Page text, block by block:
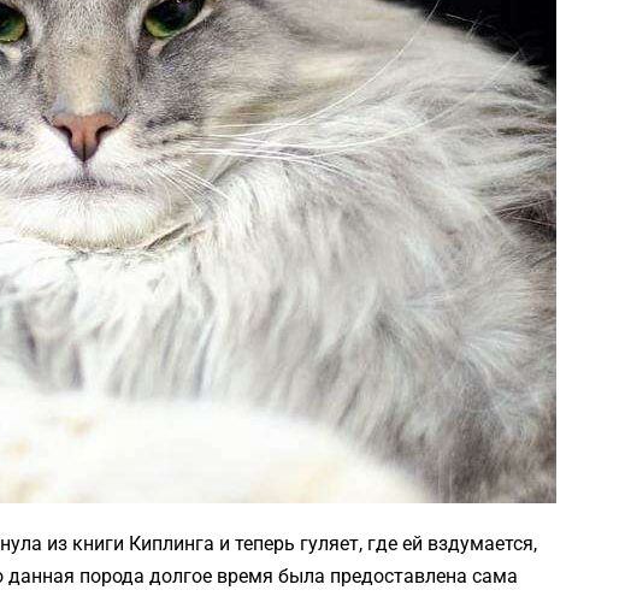
из книги Киплинга и теперь гуляет, где ей вздумается,
порода долгое время была предоставлена сама